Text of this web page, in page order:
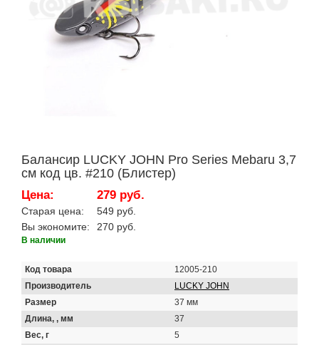
Балансир LUCKY JOHN Pro Series Mebaru 3,7
см код цв. #210 (Блистер)
Цена: 279 руб.
Старая цена:
549 руб.
Вы экономите:
270 руб.
В наличии
Код товара
12005-210
Производитель
LUCKY JOHN
Размер
37 мм
Длина, , мм
37
Вес, г
5